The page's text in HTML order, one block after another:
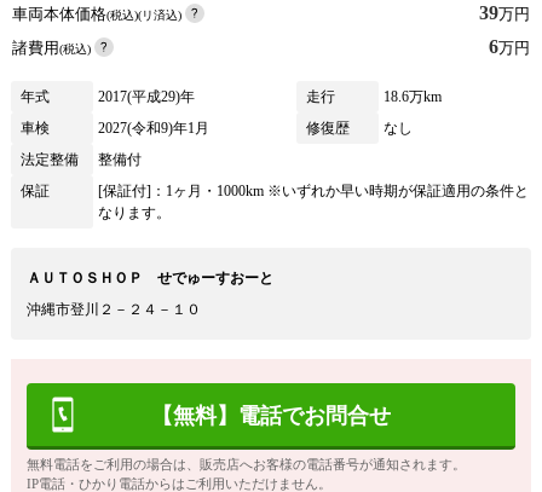
車両本体価格(税込)(リ済込) 39万円
諸費用(税込) 6万円
年式 2017(平成29)年 走行
18.6万km
車検
2027(令和9)年1月 修復歴
なし
法定整備
整備付
保証
[保証付]：1ヶ月・1000km ※いずれか早い時期が保証適用の条件と
なります。
ＡＵＴＯＳＨＯＰ せでゅーすおーと
沖縄市登川２－２４－１０
【無料】電話でお問合せ
無料電話をご利用の場合は、販売店へお客様の電話番号が通知されます。
IP電話・ひかり電話からはご利用いただけません。